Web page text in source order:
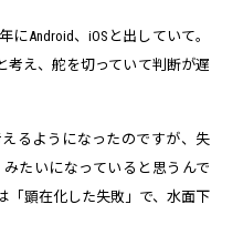
にAndroid、iOSと出していて。
考え、舵を切っていて判断が遅
るようになったのですが、失
たいになっていると思うんで
「顕在化した失敗」で、水面下